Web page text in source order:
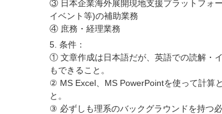
③ 日本企業海外展開現地支援プラットフォ
イベント等)の補助業務
④ 庶務・経理業務
5. 条件：
① 文章作成は日本語だが、英語での読解・
もできること。
② MS Excel、MS PowerPointを使って計算
と。
③ 必ずしも理系のバックグラウンドを持つ必